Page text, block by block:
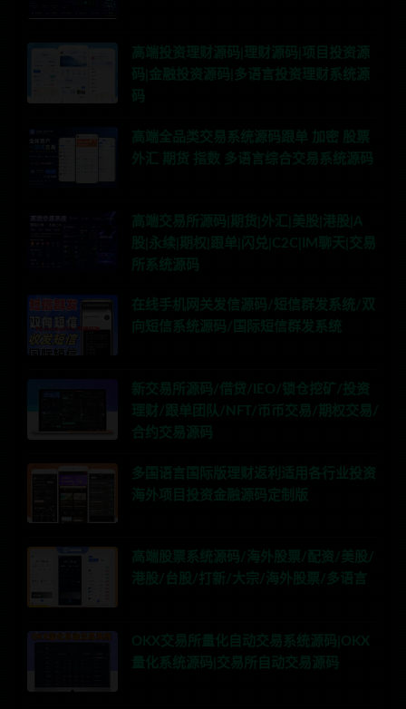
高端投资理财源码|理财源码|项目投资源
码|金融投资源码|多语言投资理财系统源
码
高端全品类交易系统源码跟单 加密 股票
外汇 期货 指数 多语言综合交易系统源码
高端交易所源码|期货|外汇|美股|港股|A
股|永续|期权|跟单|闪兑|C2C|IM聊天|交易
所系统源码
在线手机网关发信源码/短信群发系统/双
向短信系统源码/国际短信群发系统
新交易所源码/借贷/IEO/锁仓挖矿/投资
理财/跟单团队/NFT/币币交易/期权交易/
合约交易源码
多国语言国际版理财返利适用各行业投资
海外项目投资金融源码定制版
高端股票系统源码/海外股票/配资/美股/
港股/台股/打新/大宗/海外股票/多语言
OKX交易所量化自动交易系统源码|OKX
量化系统源码|交易所自动交易源码